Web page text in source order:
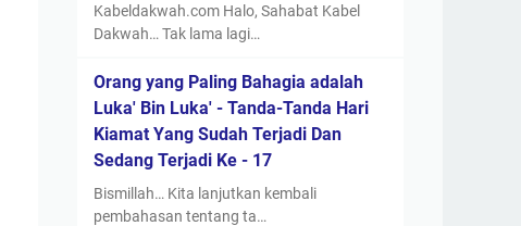
Kabeldakwah.com Halo, Sahabat Kabel
Dakwah… Tak lama lagi…
Orang yang Paling Bahagia adalah
Luka' Bin Luka' - Tanda-Tanda Hari
Kiamat Yang Sudah Terjadi Dan
Sedang Terjadi Ke - 17
Bismillah… Kita lanjutkan kembali
pembahasan tentang ta…